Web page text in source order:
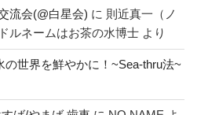
流会(@白星会) に 則近真一（ノ
ルネームはお茶の水博士 より
世界を鮮やかに！~Sea-thru法~